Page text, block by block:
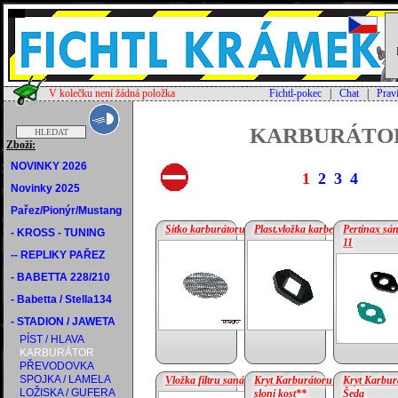
V kolečku není žádná položka Fichtl-pokec Chat|
Zboží:
NOVINKY 2026
Novinky 2025
Pařez/Pionýr/Mustang
- KROSS - TUNING
-- REPLIKY PAŘEZ
- BABETTA 228/210
- Babetta / Stella134
- STADION / JAWETA
PÍST / HLAVA
KARBURÁTOR
PŘEVODOVKA
SPOJKA / LAMELA
LOŽISKA / GUFERA
1 2 3 4
Sítko karburátoru S-11
0.83 €
Plast.vložka karbece S-22
Pertinax
11
Vložka filtru saná JawettaKryt Karburátoru S-22-
sloní kost**
Kryt
Šeda